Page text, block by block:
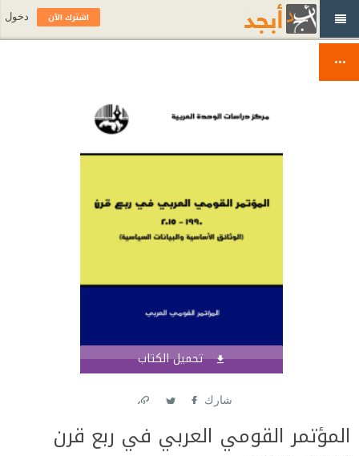
تحميل الكتاب
شارك
المؤتمر القومي العربي في ربع قرن
اشترك الآن دخول